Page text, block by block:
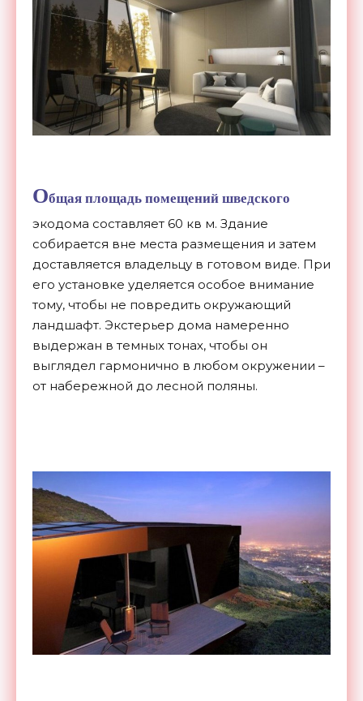
Общая площадь помещений шведского
экодома составляет 60 кв м. Здание
собирается вне места размещения и затем
доставляется владельцу в готовом виде. При
его установке уделяется особое внимание
тому, чтобы не повредить окружающий
ландшафт. Экстерьер дома намеренно
выдержан в темных тонах, чтобы он
выглядел гармонично в любом окружении –
от набережной до лесной поляны.